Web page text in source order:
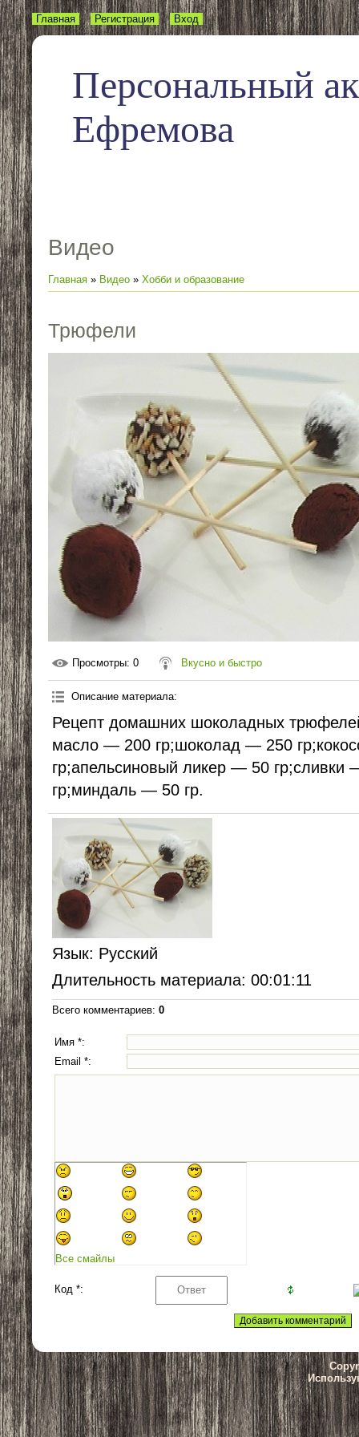
Персональный
Ефремова
Главная Регистрация Вход
Видео
Главная » Видео » Хобби и образование
Трюфели
Просмотры: 0 Вкусно и быстро
Описание материала:
Рецепт домашних шоколадных
масло — 200 гр;шоколад — 250
гр;апельсиновый ликер — 50 гр;сливки
гр;миндаль — 50 гр.
Язык: Русский
Длительность материала: 00:01:11
Всего комментариев: 0
Имя *:
Email *:
Все смайлы
Код *: